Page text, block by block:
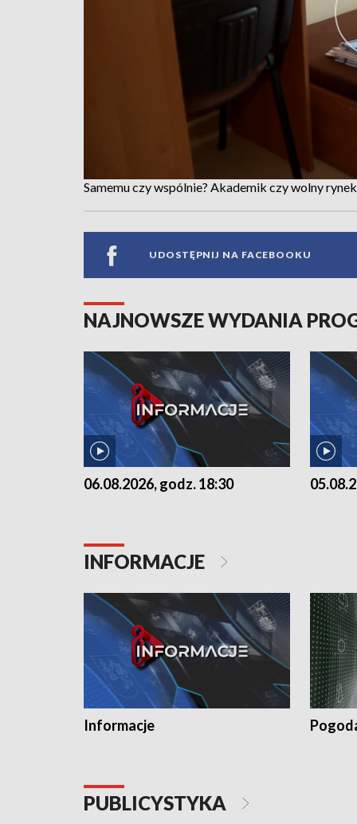
Samemu czy wspólnie? Akademik czy wolny
UDOSTĘPNIJ NA FACEBOOKU
NAJNOWSZE WYDANIA
06.08.2026, godz. 18:30
INFORMACJE
Informacje
PUBLICYSTYKA